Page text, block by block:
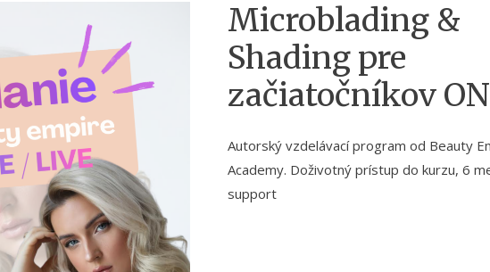
Microblading &
Shading pre
začiatočníkov
Autorský vzdelávací program od Beauty
Academy. Doživotný prístup do kurzu, 6
support